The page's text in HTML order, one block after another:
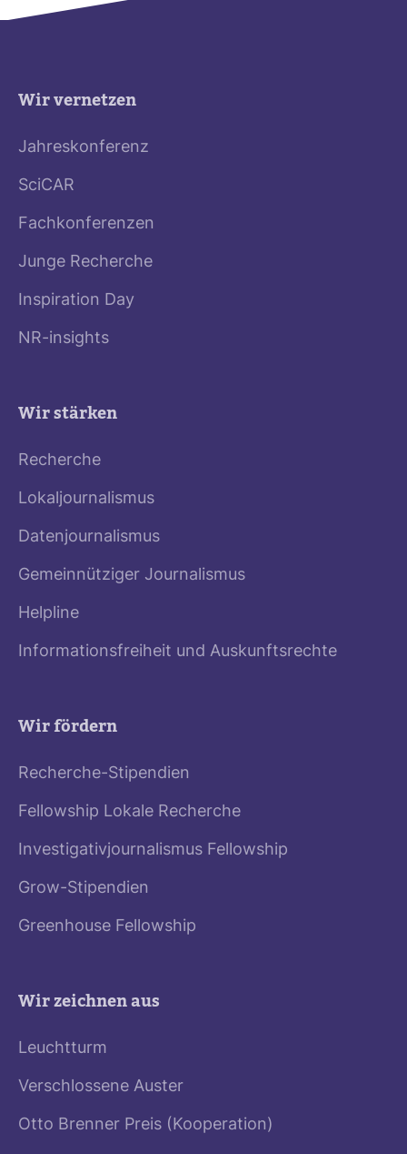
Wir vernetzen
Jahreskonferenz
SciCAR
Fachkonferenzen
Junge Recherche
Inspiration Day
NR-insights
Wir stärken
Recherche
Lokaljournalismus
Datenjournalismus
Gemeinnütziger Journalismus
Helpline
Informationsfreiheit und Auskunftsrechte
Wir fördern
Recherche-Stipendien
Fellowship Lokale Recherche
Investigativjournalismus Fellowship
Grow-Stipendien
Greenhouse Fellowship
Wir zeichnen aus
Leuchtturm
Verschlossene Auster
Otto Brenner Preis (Kooperation)